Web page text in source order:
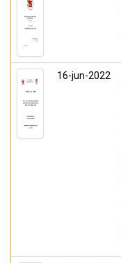
16-jun-2022